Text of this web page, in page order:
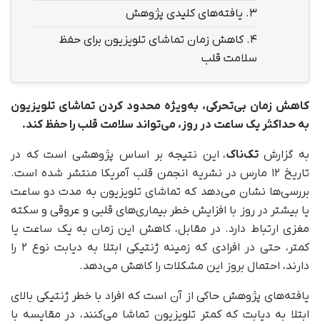
3. یافته‌های کلیدی پژوهش
4. کاهش زمان تماشای تلویزیون برای حفظ
سلامت قلب
کاهش زمان بی‌تحرکی، به‌ویژه محدود کردن تماشای تلویزیون
به حداکثر یک ساعت در روز، می‌تواند سلامت قلب را حفظ کند.
به گزارشتک‌ناک، این نتیجه بر اساس پژوهشی است که در
تاریخ ۱۲ مارس در نشریه انجمن قلب آمریکا منتشر شده است.
بررسی‌ها نشان می‌دهد که تماشای تلویزیون به مدت دو ساعت
یا بیشتر در روز با افزایش خطر بیماری‌های قلبی و عروقی و سکته
مغزی ارتباط دارد. در مقابل، کاهش این زمان به یک ساعت یا
کمتر، حتی در افرادی که زمینه ژنتیکی ابتلا به دیابت نوع ۲ را
دارند، احتمال بروز این مشکلات را کاهش می‌دهد.
یافته‌های پژوهش حاکی از آن است که افراد با خطر ژنتیکی بالای
ابتلا به دیابت که کمتر تلویزیون تماشا می‌کنند، در مقایسه با